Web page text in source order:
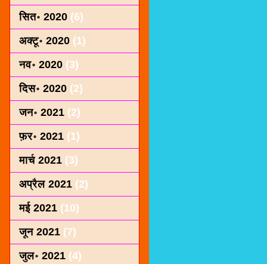
सित॰ 2020 (6)
अक्टू॰ 2020 (1)
नव॰ 2020 (3)
दिस॰ 2020 (2)
जन॰ 2021 (2)
फ़र॰ 2021 (1)
मार्च 2021 (3)
अप्रैल 2021 (2)
मई 2021 (10)
जून 2021 (7)
जुल॰ 2021 (4)